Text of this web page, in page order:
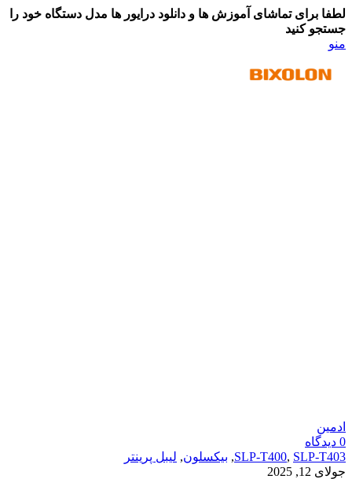
لطفا برای تماشای آموزش ها و دانلود درایور ها مدل دستگاه خود را
جستجو کنید
منو
ادمین
0 دیدگاه
SLP-T400, SLP-T403
, بیکسلون, لیبل پرینتر
جولای 12, 2025